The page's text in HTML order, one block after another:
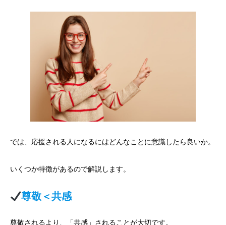
では、応援される人になるにはどんなことに意識したら良いか。
いくつか特徴があるので解説します。
尊敬＜共感
尊敬されるより、「共感」されることが大切です。